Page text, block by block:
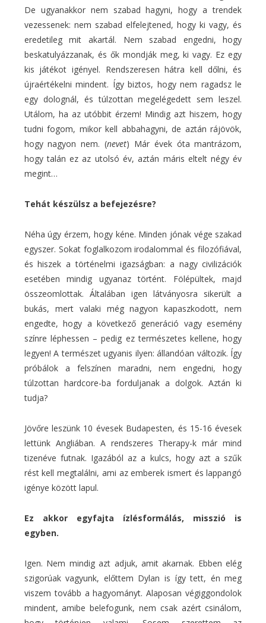
De ugyanakkor nem szabad hagyni, hogy a trendek
vezessenek: nem szabad elfelejtened, hogy ki vagy, és
eredetileg mit akartál. Nem szabad engedni, hogy
beskatulyázzanak, és ők mondják meg, ki vagy. Ez egy
kis játékot igényel. Rendszeresen hátra kell dőlni, és
újraértékelni mindent. Így biztos, hogy nem ragadsz le
egy dolognál, és túlzottan megelégedett sem leszel.
Utálom, ha az utóbbit érzem! Mindig azt hiszem, hogy
tudni fogom, mikor kell abbahagyni, de aztán rájövök,
hogy nagyon nem. (nevet) Már évek óta mantrázom,
hogy talán ez az utolsó év, aztán máris eltelt négy év
megint…
Tehát készülsz a befejezésre?
Néha úgy érzem, hogy kéne. Minden jónak vége szakad
egyszer. Sokat foglalkozom irodalommal és filozófiával,
és hiszek a történelmi igazságban: a nagy civilizációk
esetében mindig ugyanaz történt. Fölépültek, majd
összeomlottak. Általában igen látványosra sikerült a
bukás, mert valaki még nagyon kapaszkodott, nem
engedte, hogy a következő generáció vagy esemény
színre léphessen – pedig ez természetes kellene, hogy
legyen! A természet ugyanis ilyen: állandóan változik. Így
próbálok a felszínen maradni, nem engedni, hogy
túlzottan hardcore-ba forduljanak a dolgok. Aztán ki
tudja?
Jövőre leszünk 10 évesek Budapesten, és 15-16 évesek
lettünk Angliában. A rendszeres Therapy-k már mind
tizenéve futnak. Igazából az a kulcs, hogy azt a szűk
rést kell megtalálni, ami az emberek ismert és lappangó
igénye között lapul.
Ez akkor egyfajta ízlésformálás, misszió is
egyben.
Igen. Nem mindig azt adjuk, amit akarnak. Ebben elég
szigorúak vagyunk, előttem Dylan is így tett, én meg
viszem tovább a hagyományt. Alaposan végiggondolok
mindent, amibe belefogunk, nem csak azért csinálom,